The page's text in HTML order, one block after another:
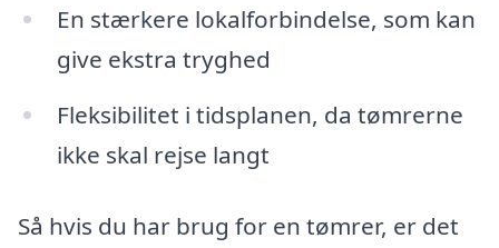
En stærkere lokalforbindelse, som kan
give ekstra tryghed
Fleksibilitet i tidsplanen, da tømrerne
ikke skal rejse langt
Så hvis du har brug for en tømrer, er det